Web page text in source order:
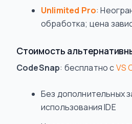
Unlimited Pro:
обработка; цена
Стоимость
CodeSnap: бесплатно сVS
Без дополнительных
использования IDE